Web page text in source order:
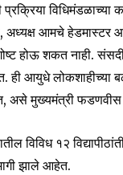
SUBSCRIBE
thePrivacy Policy.
Followers
विधिमंडळाच्या
अध्यक्ष आमचे हेडमास्टर
होऊ शकत नाही.
आयुधे लोकशाहीच्या
असे मुख्यमंत्री फडणवीस
विविध १२
झाले आहेत.